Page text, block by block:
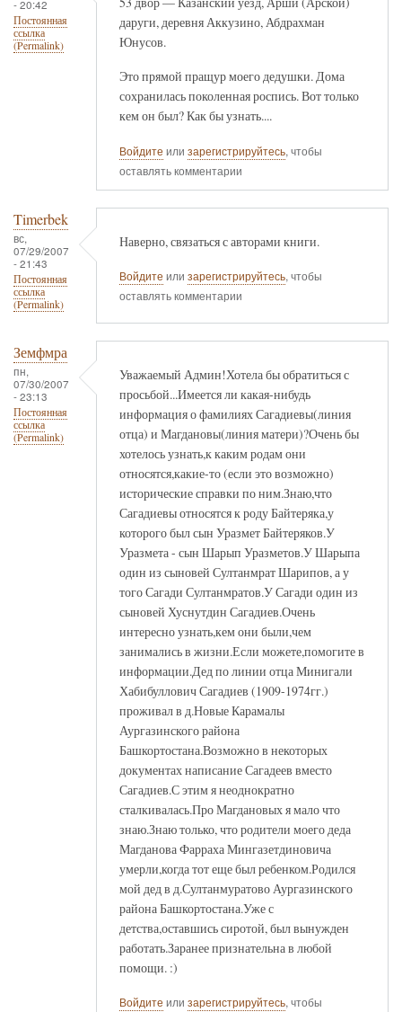
- 20:42
Постоянная
ссылка
(Permalink)
даруги, деревня Аккузино, Абдрахман
Юнусов.
Это прямой пращур моего дедушки. Дома
сохранилась поколенная роспись. Вот только
кем он был? Как бы узнать....
Войдите или зарегистрируйтесь, чтобы
оставлять комментарии
Timerbek
вс,
07/29/2007
- 21:43
Постоянная
ссылка
(Permalink)
Наверно, связаться с авторами книги.
Войдите или зарегистрируйтесь, чтобы
оставлять комментарии
Земфмра
пн,
07/30/2007
- 23:13
Постоянная
ссылка
(Permalink)
Уважаемый Админ!Хотела бы обратиться с
просьбой...Имеется ли какая-нибудь
информация о фамилиях Сагадиевы(линия
отца) и Магдановы(линия матери)?Очень бы
хотелось узнать,к каким родам они
относятся,какие-то (если это возможно)
исторические справки по ним.Знаю,что
Сагадиевы относятся к роду Байтеряка,у
которого был сын Уразмет Байтеряков.У
Уразмета - сын Шарып Уразметов.У Шарыпа
один из сыновей Султанмрат Шарипов, а у
того Сагади Султанмратов.У Сагади один из
сыновей Хуснутдин Сагадиев.Очень
интересно узнать,кем они были,чем
занимались в жизни.Если можете,помогите в
информации.Дед по линии отца Минигали
Хабибуллович Сагадиев (1909-1974гг.)
проживал в д.Новые Карамалы
Аургазинского района
Башкортостана.Возможно в некоторых
документах написание Сагадеев вместо
Сагадиев.С этим я неоднократно
сталкивалась.Про Магдановых я мало что
знаю.Знаю только, что родители моего деда
Магданова Фарраха Мингазетдиновича
умерли,когда тот еще был ребенком.Родился
мой дед в д.Султанмуратово Аургазинского
района Башкортостана.Уже с
детства,оставшись сиротой, был вынужден
работать.Заранее признательна в любой
помощи. :)
Войдите или зарегистрируйтесь, чтобы